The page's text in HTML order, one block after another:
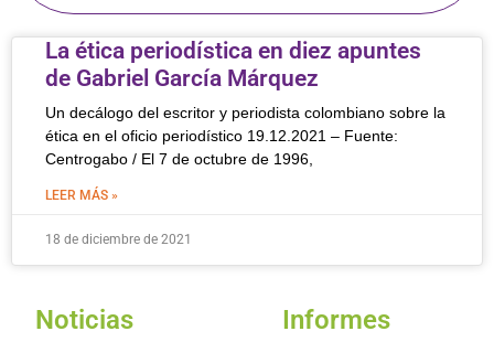
La ética periodística en diez apuntes
de Gabriel García Márquez
Un decálogo del escritor y periodista colombiano sobre la
ética en el oficio periodístico 19.12.2021 – Fuente:
Centrogabo / El 7 de octubre de 1996,
LEER MÁS »
18 de diciembre de 2021
Noticias Informes